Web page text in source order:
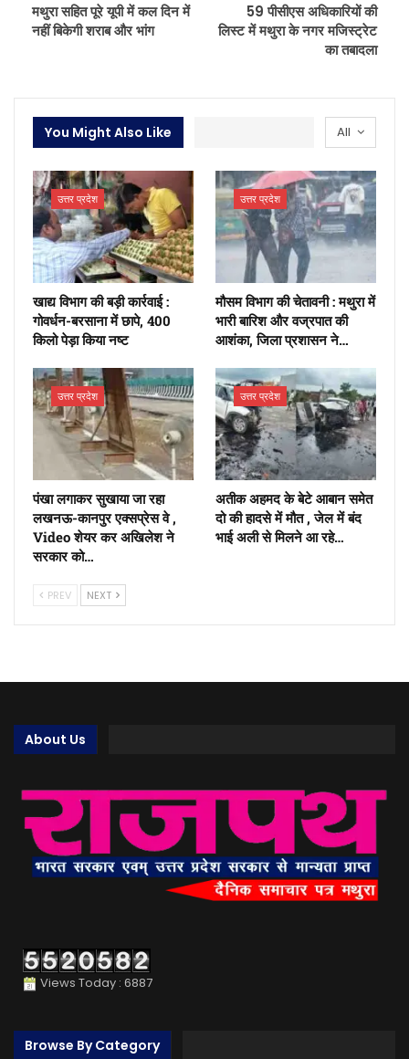
मथुरा सहित पूरे यूपी में कल दिन में
नहीं बिकेगी शराब और भांग
59 पीसीएस अधिकारियों की
लिस्ट में मथुरा के नगर मजिस्ट्रेट
का तबादला
All
You Might Also Like
उत्तर प्रदेश
खाद्य विभाग की बड़ी कार्रवाई :
गोवर्धन-बरसाना में छापे, 400
किलो पेड़ा किया नष्ट
उत्तर प्रदेश
मौसम विभाग की चेतावनी : मथुरा में
भारी बारिश और वज्रपात की
आशंका, जिला प्रशासन ने…
उत्तर प्रदेश
पंखा लगाकर सुखाया जा रहा
लखनऊ-कानपुर एक्सप्रेस वे ,
Video शेयर कर अखिलेश ने
सरकार को…
उत्तर प्रदेश
अतीक अहमद के बेटे आबान समेत
दो की हादसे में मौत , जेल में बंद
भाई अली से मिलने आ रहे…
PREV NEXT
About Us
Views Today : 6887
Browse By Category